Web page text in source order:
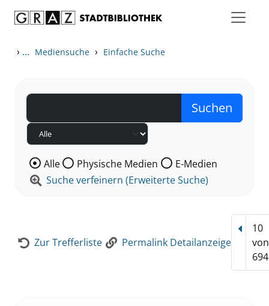
› ... Mediensuche › Einfache Suche
Wählen Sie die Medienart nach der Sie suchen wollen.
Alle Physische Medien
E-Medien
Suche verfeinern (Erweiterte Suche)
Zur Trefferliste Permalink Detailanzeige
10
von
694